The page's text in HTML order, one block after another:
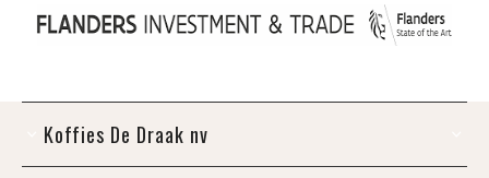
Koffies De Draak nv